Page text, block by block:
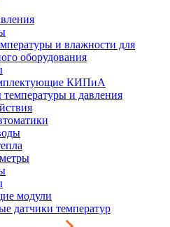
и влажности для
оборудования
КИПиА
температуры и давления
модули
датчики температур